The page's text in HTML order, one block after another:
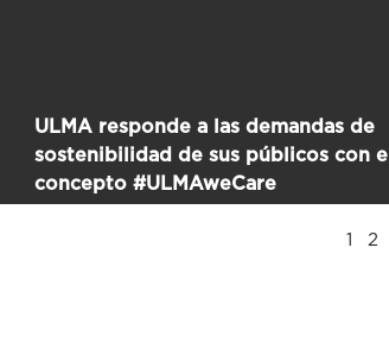
ULMA responde a las demandas de
sostenibilidad de sus públicos con el
concepto #ULMAweCare
1 2